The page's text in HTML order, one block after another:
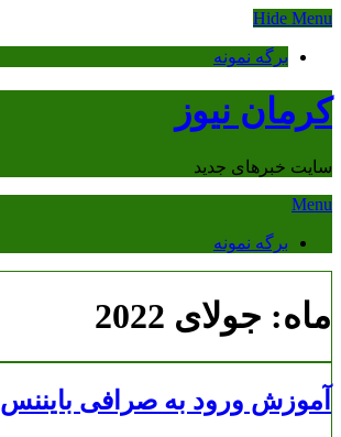
Skip
content
Hide Menu
برگه نمونه
کرمان نیوز
سایت خبرهای جدید
Menu
برگه نمونه
ماه: جولای 2022
آموزش ورود به صرافی بایننس